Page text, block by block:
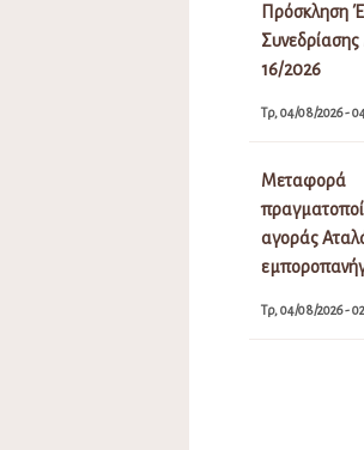
Πρόσκληση
16/2026
Τρ, 04/08/2026 -
Μεταφορά
αγοράς
Τρ, 04/08/2026 -